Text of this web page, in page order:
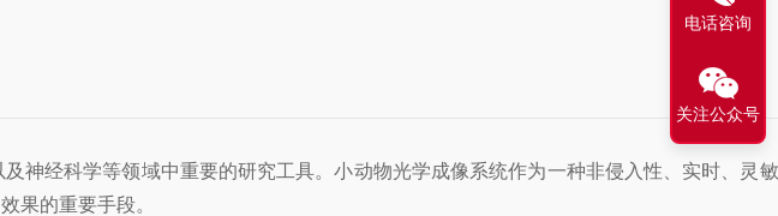
经科学等领域中重要的研究工具。小动物光学成像系统作为一种非侵入性、实时、灵
果的重要手段。
电话咨询
关注公众号